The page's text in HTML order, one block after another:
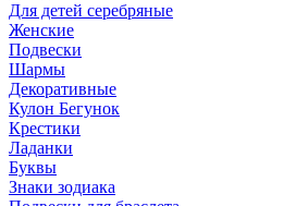
Для детей серебряные
Женские
Подвески
Шармы
Декоративные
Кулон Бегунок
Крестики
Ладанки
Буквы
Знаки зодиака